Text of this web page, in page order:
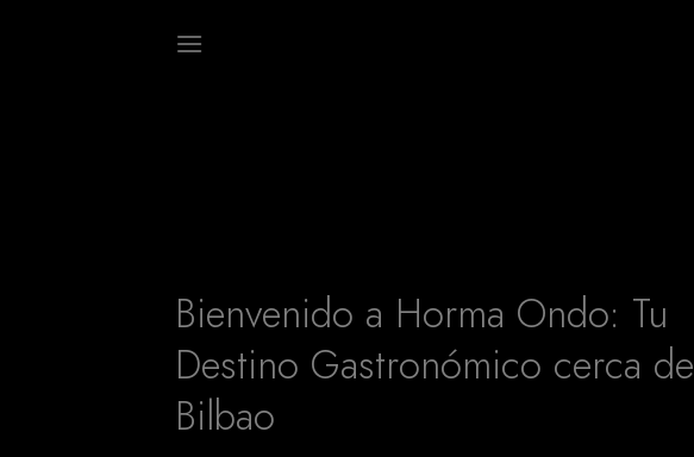
Bienvenido a Horma Ondo: Tu
Destino Gastronómico cerca de
Bilbao